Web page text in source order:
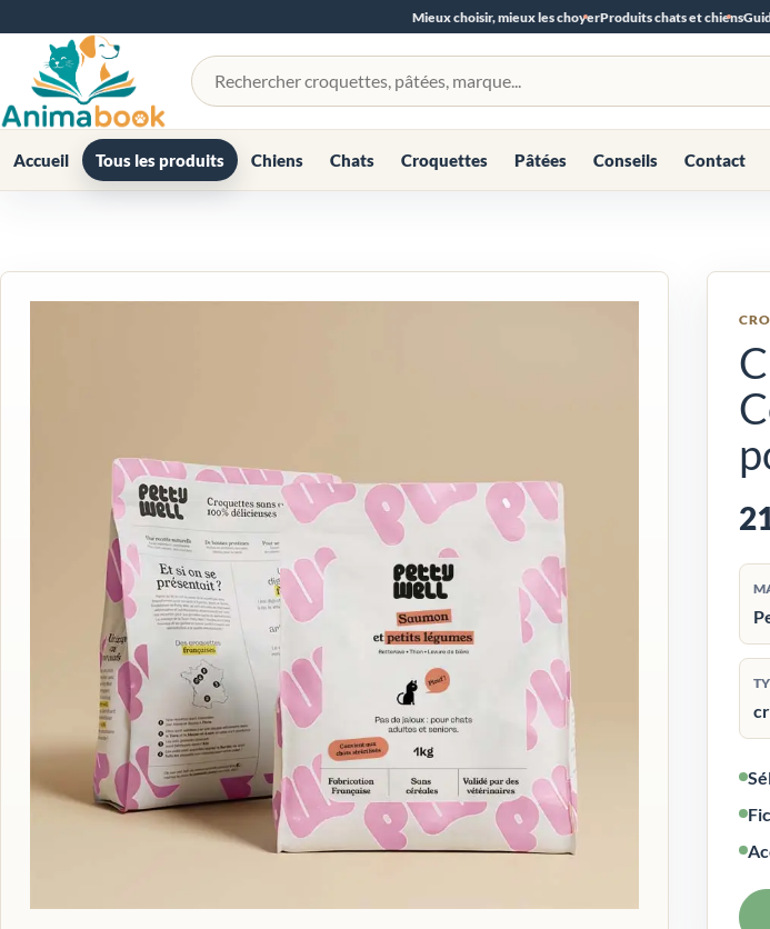
Mieux choisir, mieux les choyerProduits chats et chiens
Rechercher un produit
Accueil Tous les produits Chiens Chats Croquettes Pâtées Conseils Contact